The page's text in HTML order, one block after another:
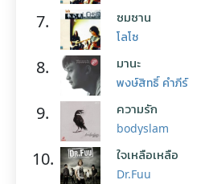
7. ซมซาน
โลโซ
8. มานะ
พงษ์สิทธิ์ คำภีร์
9. ความรัก
bodyslam
10. ใจเหลือเหลือ
Dr.Fuu